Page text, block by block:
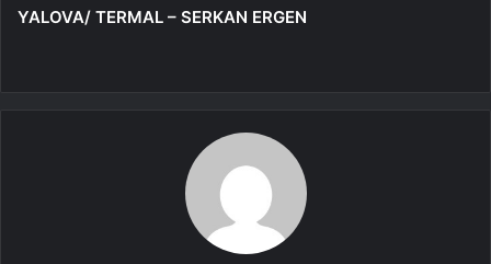
YALOVA/ TERMAL – SERKAN ERGEN